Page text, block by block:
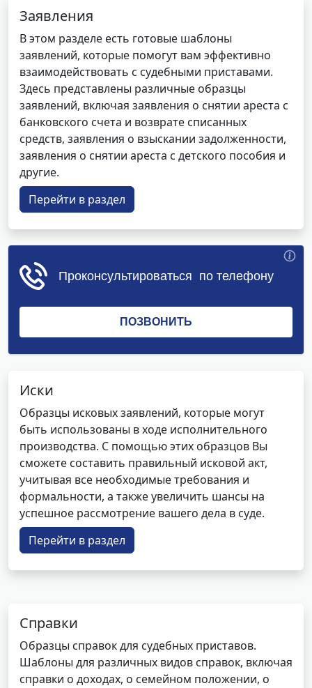
Заявления
В этом разделе есть готовые шаблоны
заявлений, которые помогут вам эффективно
взаимодействовать с судебными приставами.
Здесь представлены различные образцы
заявлений, включая заявления о снятии ареста с
банковского счета и возврате списанных
средств, заявления о взыскании задолженности,
заявления о снятии ареста с детского пособия и
другие.
Перейти в раздел
Иски
Образцы исковых заявлений, которые могут
быть использованы в ходе исполнительного
производства. С помощью этих образцов Вы
сможете составить правильный исковой акт,
учитывая все необходимые требования и
формальности, а также увеличить шансы на
успешное рассмотрение вашего дела в суде.
Перейти в раздел
Справки
Образцы справок для судебных приставов.
Шаблоны для различных видов справок, включая
справки о доходах, о семейном положении, о